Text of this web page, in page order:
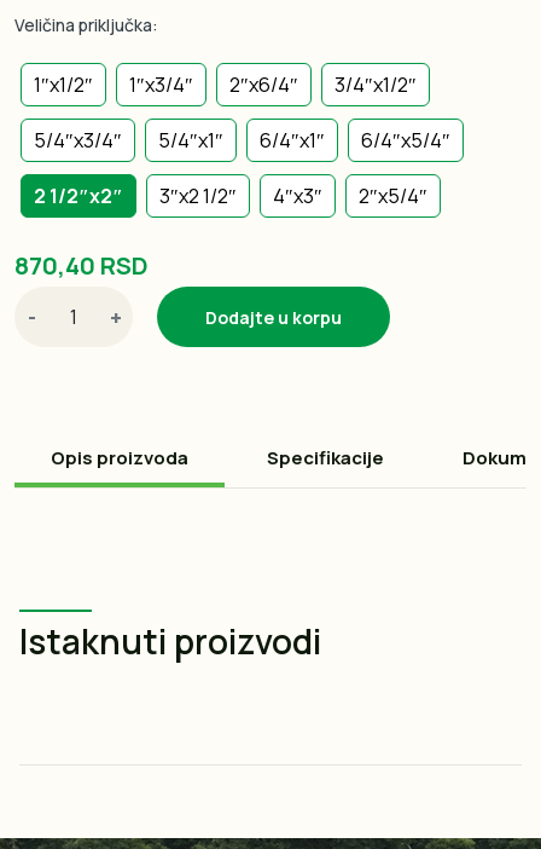
Veličina priključka:
1″x1/2″ 1″x3/4″ 2″x6/4″ 3/4″x1/2″
5/4″x3/4″ 5/4″x1″ 6/4″x1″ 6/4″x5/4″
2 1/2″x2″ 3″x2 1/2″ 4″x3″ 2″x5/4″
870,40 RSD
- + Dodajte u korpu
Opis proizvoda Specifikacije
Istaknuti proizvodi